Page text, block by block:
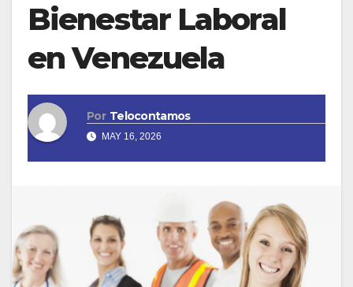
Bienestar Laboral
en Venezuela
Por Telocontamos
MAY 16, 2026